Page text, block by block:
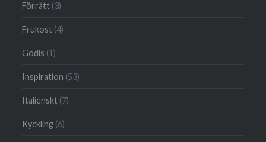
Förrätt (3)
Frukost (4)
Godis (1)
Inspiration (53)
Italienskt (7)
Kyckling (6)